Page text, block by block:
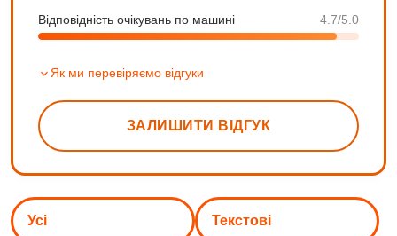
Відповідність очікувань по машині 4.7/5.0
Як ми перевіряємо відгуки
ЗАЛИШИТИ ВІДГУК
Усі Текстові